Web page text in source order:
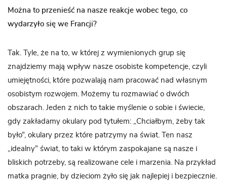
Można to przenieść na nasze reakcje wobec tego, co
wydarzyło się we Francji?
Tak. Tyle, że na to, w której z wymienionych grup się
znajdziemy mają wpływ nasze osobiste kompetencje, czyli
umiejętności, które pozwalają nam pracować nad własnym
osobistym rozwojem. Możemy tu rozmawiać o dwóch
obszarach. Jeden z nich to takie myślenie o sobie i świecie,
gdy zakładamy okulary pod tytułem: „Chciałbym, żeby tak
było”, okulary przez które patrzymy na świat. Ten nasz
„idealny” świat, to taki w którym zaspokajane są nasze i
bliskich potrzeby, są realizowane cele i marzenia. Na przykład
matka pragnie, by dzieciom żyło się jak najlepiej i bezpiecznie.